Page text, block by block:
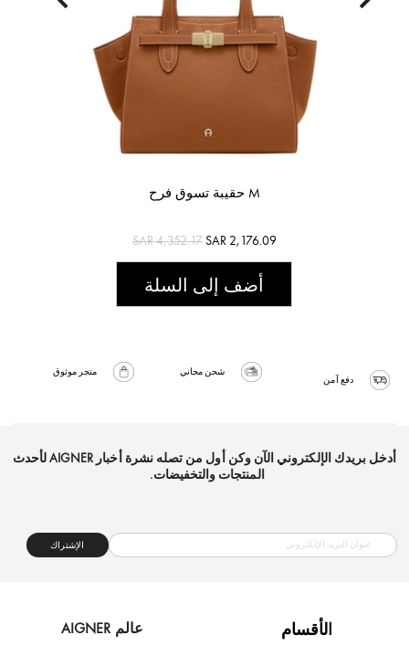
حقيبة تسوق فرح M
SAR 4,352.17SAR 2,176.09
أضف إلى السلة